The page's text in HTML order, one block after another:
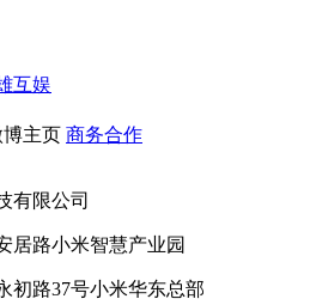
互娱
博主页 商务合作
有限公司
居路小米智慧产业园
初路37号小米华东总部